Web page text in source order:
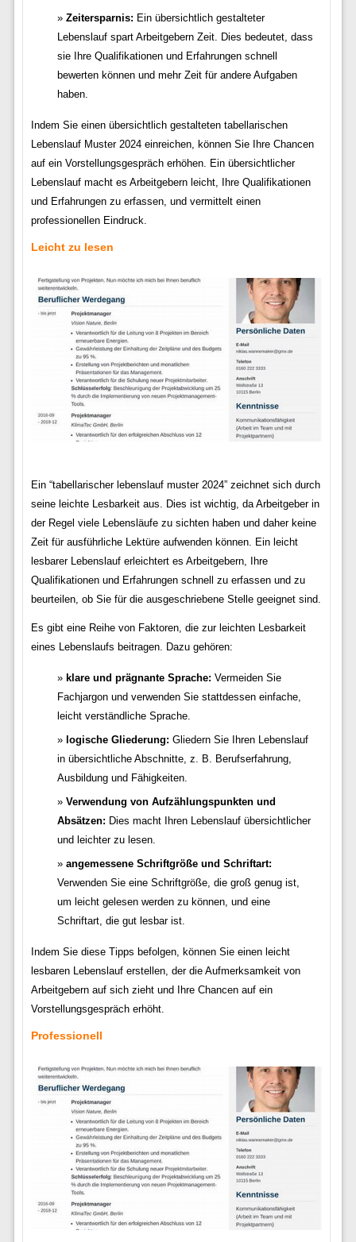
Zeitersparnis: Ein übersichtlich gestalteter
Lebenslauf spart Arbeitgebern Zeit. Dies bedeutet, dass
sie Ihre Qualifikationen und Erfahrungen schnell
bewerten können und mehr Zeit für andere Aufgaben
haben.
Indem Sie einen übersichtlich gestalteten tabellarischen
Lebenslauf Muster 2024 einreichen, können Sie Ihre Chancen
auf ein Vorstellungsgespräch erhöhen. Ein übersichtlicher
Lebenslauf macht es Arbeitgebern leicht, Ihre Qualifikationen
und Erfahrungen zu erfassen, und vermittelt einen
professionellen Eindruck.
Leicht zu lesen
Ein “tabellarischer lebenslauf muster 2024” zeichnet sich durch
seine leichte Lesbarkeit aus. Dies ist wichtig, da Arbeitgeber in
der Regel viele Lebensläufe zu sichten haben und daher keine
Zeit für ausführliche Lektüre aufwenden können. Ein leicht
lesbarer Lebenslauf erleichtert es Arbeitgebern, Ihre
Qualifikationen und Erfahrungen schnell zu erfassen und zu
beurteilen, ob Sie für die ausgeschriebene Stelle geeignet sind.
Es gibt eine Reihe von Faktoren, die zur leichten Lesbarkeit
eines Lebenslaufs beitragen. Dazu gehören:
klare und prägnante Sprache: Vermeiden Sie
Fachjargon und verwenden Sie stattdessen einfache,
leicht verständliche Sprache.
logische Gliederung: Gliedern Sie Ihren Lebenslauf
in übersichtliche Abschnitte, z. B. Berufserfahrung,
Ausbildung und Fähigkeiten.
Verwendung von Aufzählungspunkten und
Absätzen: Dies macht Ihren Lebenslauf übersichtlicher
und leichter zu lesen.
angemessene Schriftgröße und Schriftart:
Verwenden Sie eine Schriftgröße, die groß genug ist,
um leicht gelesen werden zu können, und eine
Schriftart, die gut lesbar ist.
Indem Sie diese Tipps befolgen, können Sie einen leicht
lesbaren Lebenslauf erstellen, der die Aufmerksamkeit von
Arbeitgebern auf sich zieht und Ihre Chancen auf ein
Vorstellungsgespräch erhöht.
Professionell